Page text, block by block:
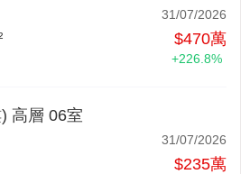
31/07/2026
$470萬
+226.8%
31/07/2026
高層 06室
$235萬